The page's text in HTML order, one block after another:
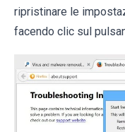
ripristinare le
facendo clic sul